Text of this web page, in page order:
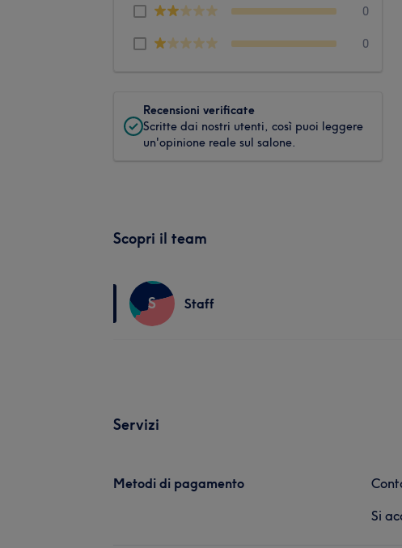
0
0
Recensioni verificate
Scritte dai nostri utenti, così puoi leggere
un'opinione reale sul salone.
Scopri il team
S Staff
Servizi
Metodi di pagamento
Si